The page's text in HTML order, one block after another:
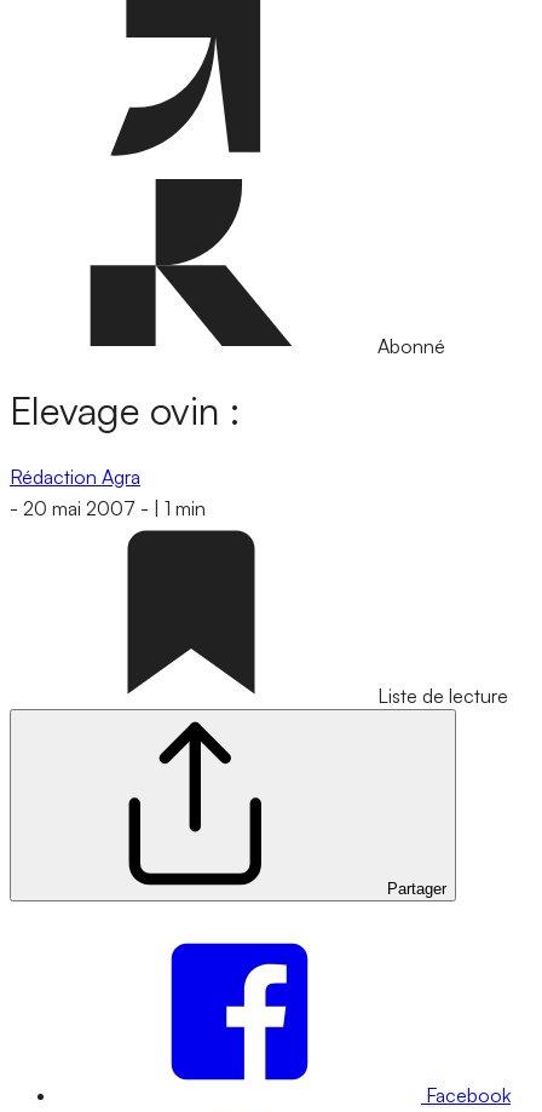
Abonné
Elevage ovin :
Rédaction Agra
- 20 mai 2007 - 1 min
Liste de lecture
Partager
Facebook